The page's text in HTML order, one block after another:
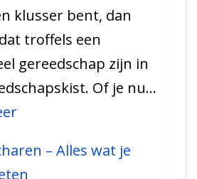
soorten
klusser bent, dan
troffels een
gereedschap zijn in
Of je nu…
:
vele– Alles wat je